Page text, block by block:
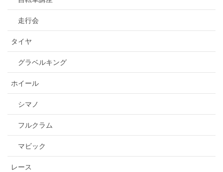
走行会
タイヤ
グラベルキング
ホイール
シマノ
フルクラム
マビック
レース